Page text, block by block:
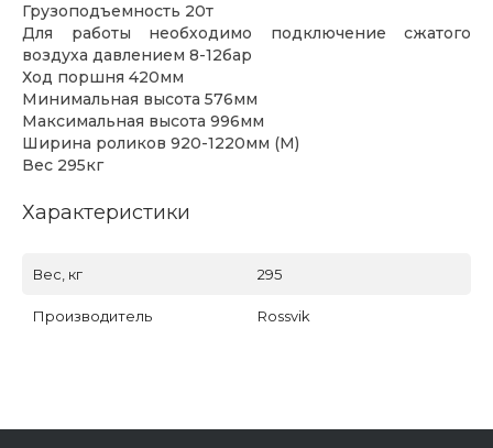
Грузоподъемность 20т
Для работы необходимо подключение сжатого
воздуха давлением 8-12бар
Ход поршня 420мм
Минимальная высота 576мм
Максимальная высота 996мм
Ширина роликов 920-1220мм (M)
Вес 295кг
Характеристики
Вес, кг 295
Производитель Rossvik